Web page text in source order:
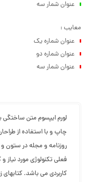
شصت و سه درصد گذشته، حال و
را می طلبد تا با نرم افزارها
الخصوص طراحان خلاقی و فرهنگ
عنوان شمار سه
معایب :
عنوان شماره یک
عنوان شماره دو
عنوان شمار سه
لورم ایپسوم متن ساختگی
چاپ و با استفاده از
روزنامه و مجله در ستون
فعلی تکنولوژی مورد نیاز
کاربردی می باشد.